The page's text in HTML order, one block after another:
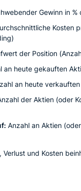
Gewinn in %
Kosten
der Position
an heute gekauften
an heute
der Aktien (oder
Anzahl an Aktien
und Kosten